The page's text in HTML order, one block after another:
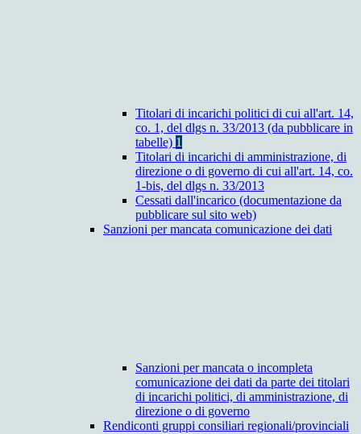
Titolari di incarichi politici di cui all'art. 14,
co. 1, del dlgs n. 33/2013 (da pubblicare in
tabelle) 1
Titolari di incarichi di amministrazione, di
direzione o di governo di cui all'art. 14, co.
1-bis, del dlgs n. 33/2013
Cessati dall'incarico (documentazione da
pubblicare sul sito web)
Sanzioni per mancata comunicazione dei dati
Sanzioni per mancata o incompleta
comunicazione dei dati da parte dei titolari
di incarichi politici, di amministrazione, di
direzione o di governo
Rendiconti gruppi consiliari regionali/provinciali